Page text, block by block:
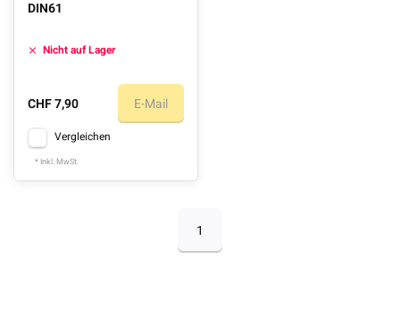
DIN61
Nicht auf Lager
CHF 7,90 E-Mail
Vergleichen
* Inkl. MwSt.
1